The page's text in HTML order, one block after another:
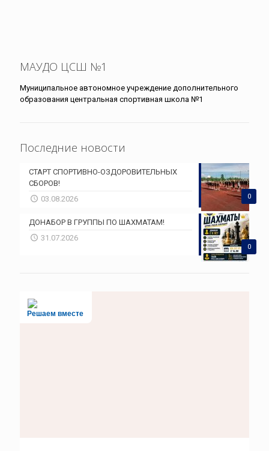
МАУДО ЦСШ №1
Муниципальное автономное учреждение дополнительного
образования центральная спортивная школа №1
Последние новости
0
СТАРТ СПОРТИВНО-ОЗДОРОВИТЕЛЬНЫХ
СБОРОВ!
03.08.2026
0
ДОНАБОР В ГРУППЫ ПО ШАХМАТАМ!
31.07.2026
Решаем вместе